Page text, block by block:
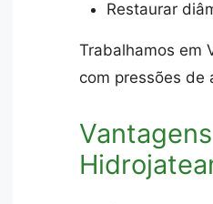
Restaurar
Trabalhamos em
com pressões de